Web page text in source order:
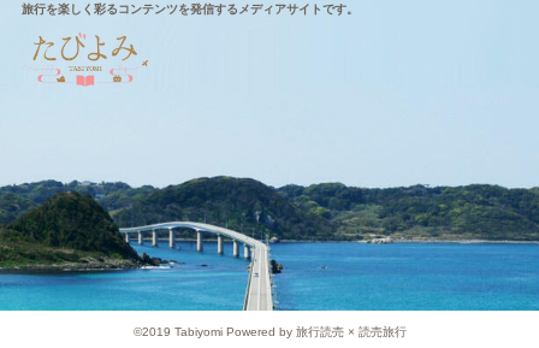
旅行を楽しく彩るコンテンツを発信するメディアサイトです。
©2019 Tabiyomi Powered by 旅行読売 × 読売旅行